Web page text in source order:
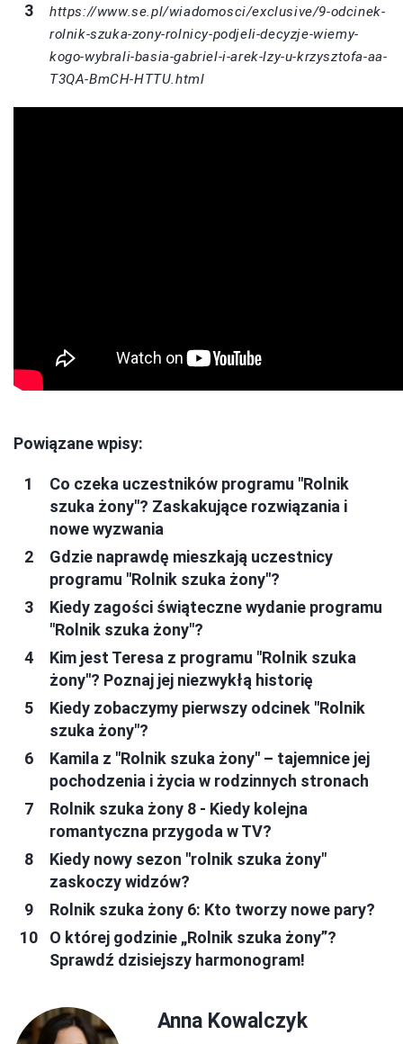
https://www.se.pl/wiadomosci/exclusive/9-odcinek-
rolnik-szuka-zony-rolnicy-podjeli-decyzje-wiemy-
kogo-wybrali-basia-gabriel-i-arek-lzy-u-krzysztofa-aa-
T3QA-BmCH-HTTU.html
Powiązane wpisy:
Co czeka uczestników programu "Rolnik
szuka żony"? Zaskakujące rozwiązania i
nowe wyzwania
Gdzie naprawdę mieszkają uczestnicy
programu "Rolnik szuka żony"?
Kiedy zagości świąteczne wydanie programu
"Rolnik szuka żony"?
Kim jest Teresa z programu "Rolnik szuka
żony"? Poznaj jej niezwykłą historię
Kiedy zobaczymy pierwszy odcinek "Rolnik
szuka żony"?
Kamila z "Rolnik szuka żony" – tajemnice jej
pochodzenia i życia w rodzinnych stronach
Rolnik szuka żony 8 - Kiedy kolejna
romantyczna przygoda w TV?
Kiedy nowy sezon "rolnik szuka żony"
zaskoczy widzów?
Rolnik szuka żony 6: Kto tworzy nowe pary?
O której godzinie „Rolnik szuka żony”?
Sprawdź dzisiejszy harmonogram!
Anna Kowalczyk